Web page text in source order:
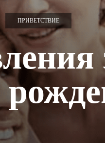
ПРИВЕТСТВИЕ